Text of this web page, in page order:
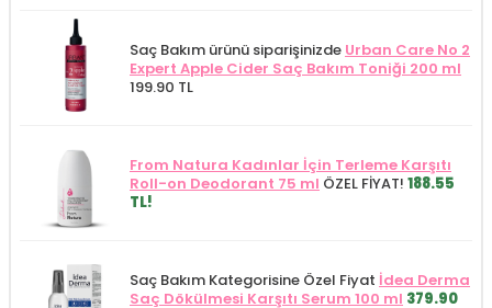
Saç Bakım ürünü siparişinizde Urban Care No 2
Expert Apple Cider Saç Bakım Toniği 200 ml
199.90 TL
From Natura Kadınlar İçin Terleme Karşıtı
Roll-on Deodorant 75 ml ÖZEL FİYAT! 188.55
TL!
Saç Bakım Kategorisine Özel Fiyat İdea Derma
Saç Dökülmesi Karşıtı Serum 100 ml 379.90